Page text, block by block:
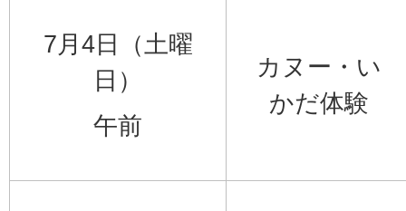
7月4日（土曜
日）
午前
カヌー・い
かだ体験